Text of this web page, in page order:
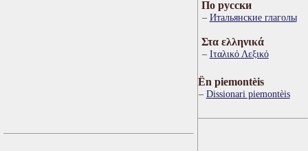
По русски
Итальянские глаголы
Στα ελληνικά
Ιταλικό Λεξικό
Ën piemontèis
Dissionari piemontèis